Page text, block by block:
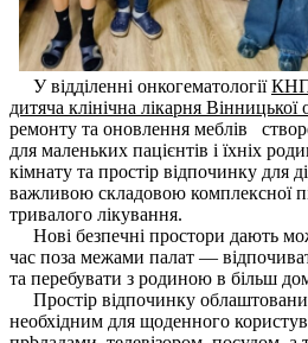
У відділенні онкогематологіїКНП
дитяча клінічна лікарня Вінницької
ремонту та оновлення меблів
для маленьких пацієнтів і їхніх
кімнату та простір відпочинку для
важливою складовою комплексної
тривалого лікування.
Нові безпечні простори дають
час поза межами палат —
та перебувати з родиною в більш
Простір відпочинку
необхідним для щоденного